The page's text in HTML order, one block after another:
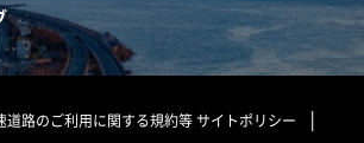
道路のご利用に関する規約等サイトポリシー